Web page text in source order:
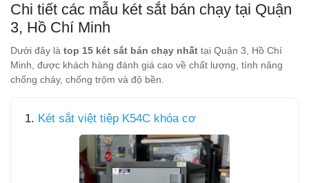
Chi tiết các mẫu két sắt bán chạy tại Quận
3, Hồ Chí Minh
Dưới đây là top 15 két sắt bán chạy nhất tại Quận 3, Hồ Chí
Minh, được khách hàng đánh giá cao về chất lượng, tính năng
chống cháy, chống trộm và độ bền.
1. Két sắt việt tiệp K54C khóa cơ